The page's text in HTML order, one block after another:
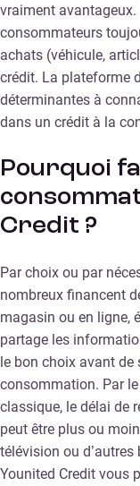
vraiment avantageux.
consommateurs
achats (véhicule,
crédit. La plateforme
déterminantes à
dans un crédit à la
Pourquoi
Credit ?
Par choix ou par
nombreux financent
magasin ou en ligne,
partage les
le bon choix avant de
consommation. Par
classique, le délai de
peut être plus ou
télévision ou
Younited Credit vous